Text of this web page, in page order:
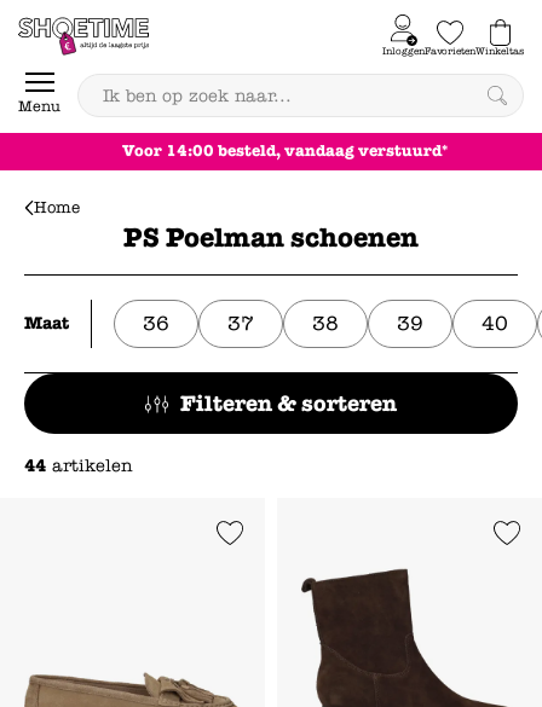
Skip to content
Menu
InloggenFavorietenWinkeltas
0
Achteraf betalen
Home
PS Poelman schoenen
Maat 36 37 38 39 40
Filteren & sorteren
44 artikelen
Add to Wishlist Add to